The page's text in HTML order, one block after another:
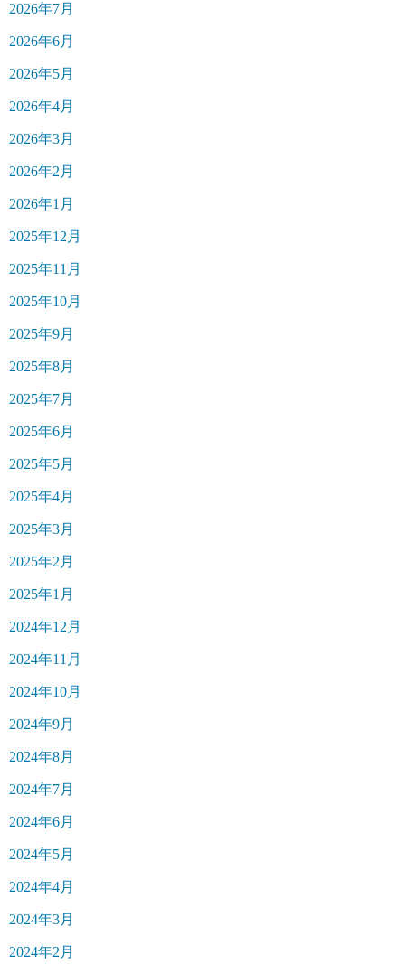
2026年7月
2026年6月
2026年5月
2026年4月
2026年3月
2026年2月
2026年1月
2025年12月
2025年11月
2025年10月
2025年9月
2025年8月
2025年7月
2025年6月
2025年5月
2025年4月
2025年3月
2025年2月
2025年1月
2024年12月
2024年11月
2024年10月
2024年9月
2024年8月
2024年7月
2024年6月
2024年5月
2024年4月
2024年3月
2024年2月